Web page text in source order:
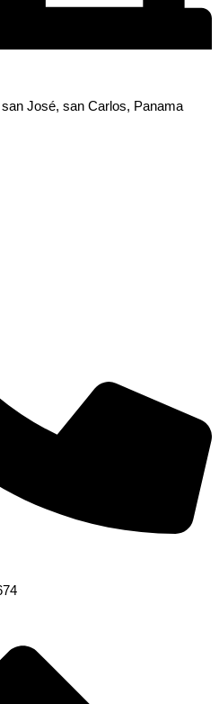
José, san Carlos, Panama